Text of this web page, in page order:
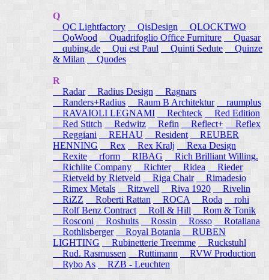
Q
QC Lightfactory
QisDesign
QLOCKTWO
QoWood Quadrifoglio Office Furniture
Quasar
qubing.de
Qui est Paul Quinti Sedute
Quinze
& Milan
Quodes
R
Radar
Radius Design
Ragnars
Randers+Radius
Raum B Architektur raumplus
RAVAIOLI LEGNAMI
Rechteck
Red Edition
Red Stitch
Redwitz Refin Reflect+
Reflex
Reggiani
REHAU Resident
REUBER
HENNING
Rex Rex Kralj
Rexa Design
Rexite
rform RIBAG
Rich Brilliant Willing.
Richlite Company
Richter Ridea
Rieder
Rietveld by Rietveld
Riga Chair
Rimadesio
Rimex Metals
Ritzwell Riva 1920
Rivelin
RiZZ
Roberti Rattan ROCA Roda
rohi
Rolf Benz Contract
Roll & Hill
Rom & Tonik
Rosconi Roshults Rossin Rosso
Rotaliana
Rothlisberger
Royal Botania
RUBEN
LIGHTING
Rubinetterie Treemme
Ruckstuhl
Rud. Rasmussen
Ruttimann
RVW Production
Rybo As
RZB - Leuchten